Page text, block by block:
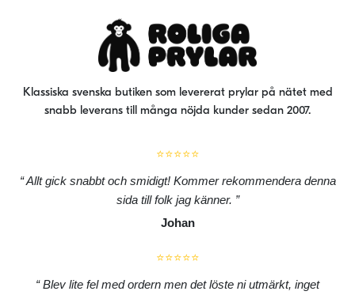
Klassiska svenska butiken som levererat prylar på nätet med
snabb leverans till många nöjda kunder sedan 2007.
⭐⭐⭐⭐⭐
Allt gick snabbt och smidigt! Kommer rekommendera denna
sida till folk jag känner.
Johan
⭐⭐⭐⭐⭐
Blev lite fel med ordern men det löste ni utmärkt, inget